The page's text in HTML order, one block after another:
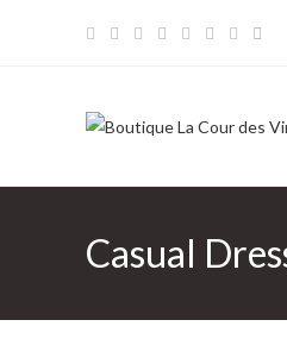
Casual